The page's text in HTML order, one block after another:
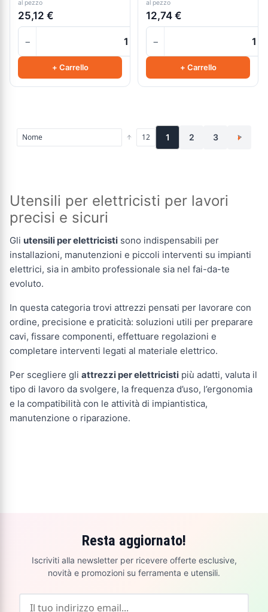
al pezzo
25,12 €
−
+ Carrello
al pezzo
12,74 €
−
+ Carrello
1 2 3 >
Utensili per elettricisti per lavori
precisi e sicuri
Gli utensili per elettricisti sono indispensabili per
installazioni, manutenzioni e piccoli interventi su impianti
elettrici, sia in ambito professionale sia nel fai-da-te
evoluto.
In questa categoria trovi attrezzi pensati per lavorare con
ordine, precisione e praticità: soluzioni utili per preparare
cavi, fissare componenti, effettuare regolazioni e
completare interventi legati al materiale elettrico.
Per scegliere gli attrezzi per elettricisti più adatti, valuta il
tipo di lavoro da svolgere, la frequenza d’uso, l’ergonomia
e la compatibilità con le attività di impiantistica,
manutenzione o riparazione.
Resta aggiornato!
Iscriviti alla newsletter per ricevere offerte esclusive,
novità e promozioni su ferramenta e utensili.